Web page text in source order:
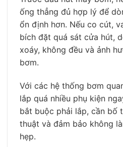
ống thẳng đủ hợp lý để
ổn định hơn. Nếu co cút,
bích đặt quá sát cửa hút,
xoáy, không đều và ảnh
bơm.
Với các hệ thống bơm
lắp quá nhiều phụ kiện
bắt buộc phải lắp, cần bố
thuật và đảm bảo không
hẹp.